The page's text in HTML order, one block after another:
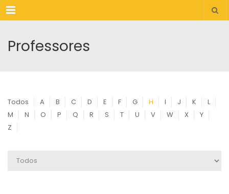
Menu
Professores
Todos A B C D E F G H I J K
L
M
N O P Q R S T U V W X
Y
Z